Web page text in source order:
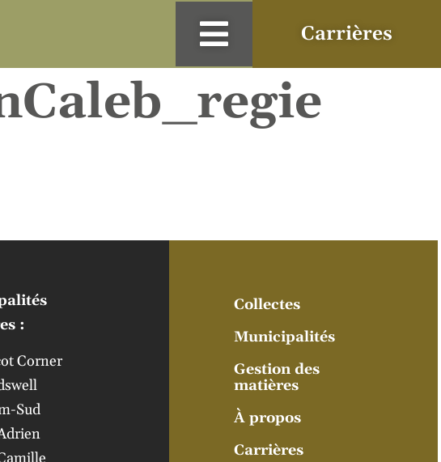
Carrières
:
Corner
Sud
Collectes
Municipalités
Gestion des
matières
À propos
Carrières